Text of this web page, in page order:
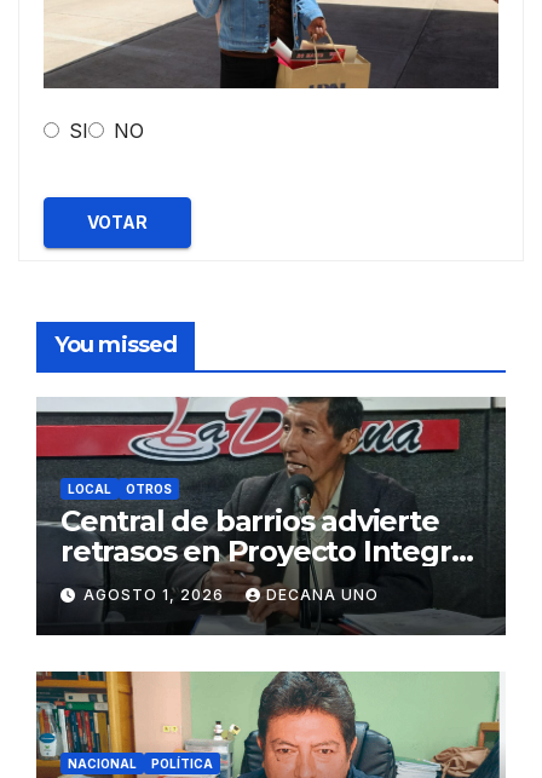
SI NO
VOTAR
You missed
LOCAL OTROS
Central de barrios advierte
retrasos en Proyecto Integral
de Agua y Alcantarillado para
Juliaca
AGOSTO 1, 2026 DECANA UNO
NACIONAL POLÍTICA